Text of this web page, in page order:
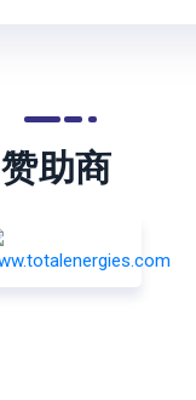
赞助商